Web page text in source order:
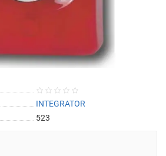
INTEGRATOR
523